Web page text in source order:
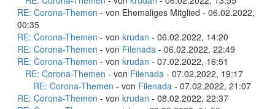
RE: Corona-Themen - von Ehemaliges Mitglied - 06.02.2022,
00:35
RE: Corona-Themen - von krudan - 06.02.2022, 14:20
RE: Corona-Themen - von Filenada - 06.02.2022, 22:49
RE: Corona-Themen - von krudan - 07.02.2022, 16:51
RE: Corona-Themen - von Filenada - 07.02.2022, 19:17
RE: Corona-Themen - von Filenada - 07.02.2022, 21:07
RE: Corona-Themen - von krudan - 08.02.2022, 22:37